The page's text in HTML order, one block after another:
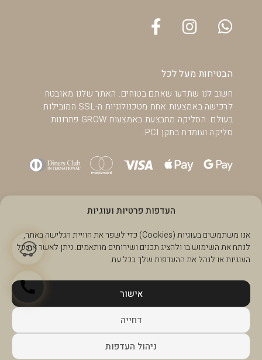
העדפות פרטיות ועוגיות
אנו משתמשים בעוגיות (Cookies) כדי לשפר את חוויית הגלישה באתר,
לנתח את השימוש בו ולהציג תכנים ושירותים מותאמים. ניתן לאשר את כל
העוגיות או לנהל את ההעדפות שלך בכל עת.
אישור
דחייה
ניהול העדפות
הבטיחות מעל לכל
חשוב לנו שתדעו שאתם בטוחים. האתר שלנו מאובטח
לרכישה באמצעות אחת מטכנולוגיות ה-SSL המובילות
בעולם. הסליקה מתבצעת באמצעות GROW פתרונות
סליקה ועומדת בתקן PCI.
Made with love by MediaEaters 2026